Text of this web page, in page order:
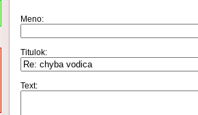
Meno:
Titulok:
Text: